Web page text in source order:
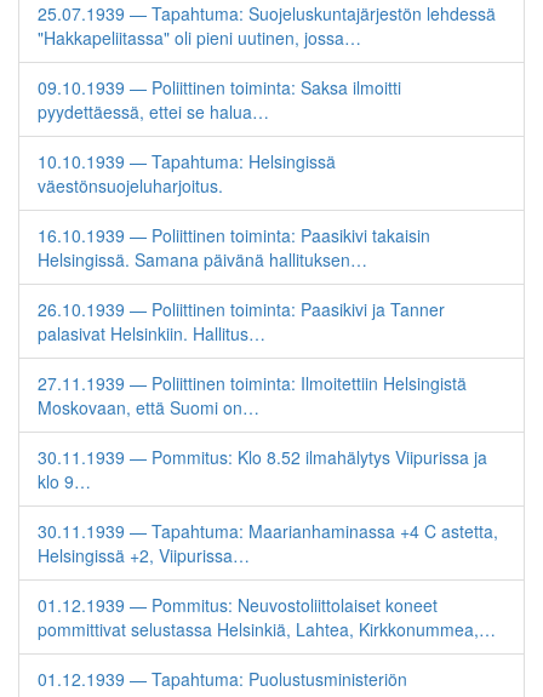
25.07.1939 — Tapahtuma: Suojeluskuntajärjestön lehdessä
"Hakkapeliitassa" oli pieni uutinen, jossa…
09.10.1939 — Poliittinen toiminta: Saksa ilmoitti
pyydettäessä, ettei se halua…
10.10.1939 — Tapahtuma: Helsingissä
väestönsuojeluharjoitus.
16.10.1939 — Poliittinen toiminta: Paasikivi takaisin
Helsingissä. Samana päivänä hallituksen…
26.10.1939 — Poliittinen toiminta: Paasikivi ja Tanner
palasivat Helsinkiin. Hallitus…
27.11.1939 — Poliittinen toiminta: Ilmoitettiin Helsingistä
Moskovaan, että Suomi on…
30.11.1939 — Pommitus: Klo 8.52 ilmahälytys Viipurissa ja
klo 9…
30.11.1939 — Tapahtuma: Maarianhaminassa +4 C astetta,
Helsingissä +2, Viipurissa…
01.12.1939 — Pommitus: Neuvostoliittolaiset koneet
pommittivat selustassa Helsinkiä, Lahtea, Kirkkonummea,…
01.12.1939 — Tapahtuma: Puolustusministeriön